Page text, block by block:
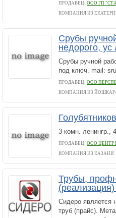
ПРОДАВЕЦ: ООО ГП
КОМПАНИЯ ИЗ
Срубы
недорого,
Срубы ручной
под ключ. mail:
ПРОДАВЕЦ: ООО
КОМПАНИЯ ИЗ
3-комн. ленингр.,
ПРОДАВЕЦ: ООО ЦЕНТР
КОМПАНИЯ ИЗ КАЗАНИ
Трубы,
Сидеро является
труб (прайс).